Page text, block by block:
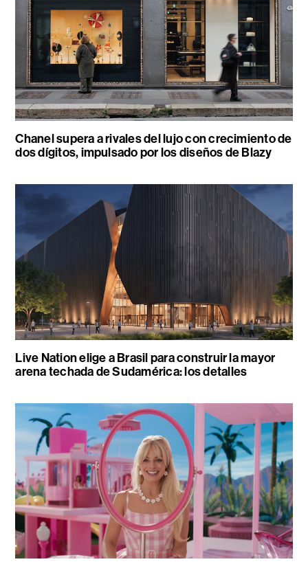
Chanel supera a rivales del lujo con crecimiento de
dos dígitos, impulsado por los diseños de Blazy
Live Nation elige a Brasil para construir la mayor
arena techada de Sudamérica: los detalles